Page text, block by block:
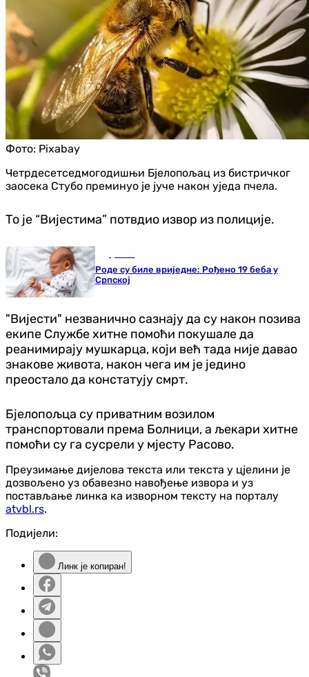
Фото: Pixabay
Четрдесетседмогодишњи Бјелопољац из бистричког
заосека Стубо преминуо је јуче након уједа пчела.
То је “Вијестима” потвдио извор из полиције.
Роде су биле вриједне: Рођено 19 беба у
Српској
"Вијести" незванично сазнају да су након позива
екипе Службе хитне помоћи покушале да
реанимирају мушкарца, који већ тада није давао
знакове живота, након чега им је једино
преостало да констатују смрт.
Бјелопољца су приватним возилом
транспортовали према Болници, а љекари хитне
помоћи су га сусрели у мјесту Расово.
Преузимање дијелова текста или текста у цјелини је
дозвољено уз обавезно навођење извора и уз
постављање линка ка изворном тексту на порталу
atvbl.rs.
Подијели:
Линк је копиран!